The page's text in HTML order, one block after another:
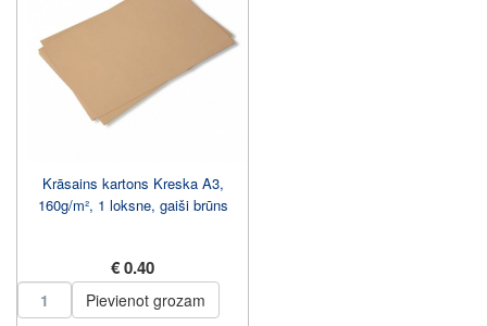
Krāsains kartons Kreska A3,
160g/m², 1 loksne, gaiši brūns
€ 0.40
Pievienot grozam